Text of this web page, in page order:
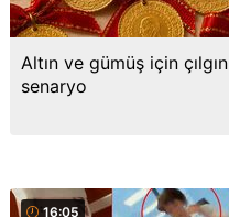
Altın ve gümüş için çılgın
senaryo
16:05